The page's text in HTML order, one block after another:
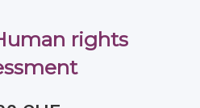
rights